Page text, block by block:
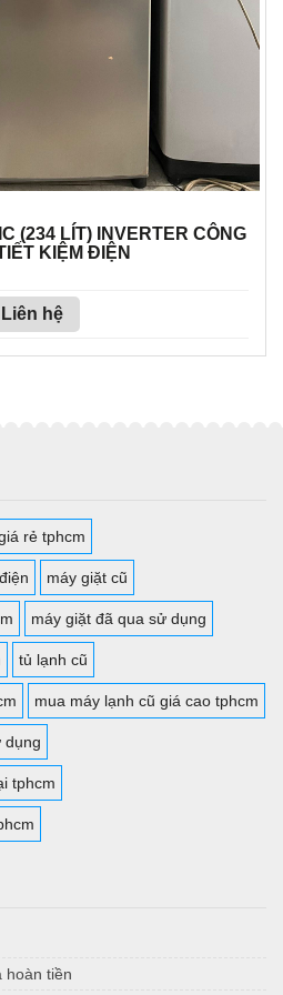
(234 LÍT) INVERTER CÔNG
KIỆM ĐIỆN
Liên hệ
rẻ tphcm
máy giặt cũ
máy giặt đã qua sử dụng
tủ lạnh cũ
mua máy lạnh cũ giá cao tphcm
dụng
tphcm
hoàn tiền